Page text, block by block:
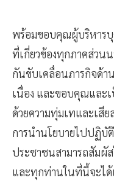
พร้อมขอบคุณผู้บริหาร
ที่เกี่ยวข้องทุกภาคส่วน​
กันขับเคลื่อนภารกิจด้า
เนื่อง และขอบคุณและ
ด้วยความทุ่มเทและเสี
การนำนโยบายไปปฏิบั
ประชาชนสามารถสัมผั
และทุกท่านในที่นี้จะไ